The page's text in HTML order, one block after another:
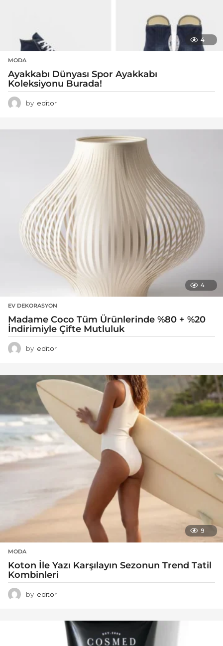
4
MODA
Ayakkabı Dünyası Spor Ayakkabı
Koleksiyonu Burada!
by editor
4
EV DEKORASYON
Madame Coco Tüm Ürünlerinde %80 + %20
İndirimiyle Çifte Mutluluk
by editor
9
MODA
Koton İle Yazı Karşılayın Sezonun Trend Tatil
Kombinleri
by editor